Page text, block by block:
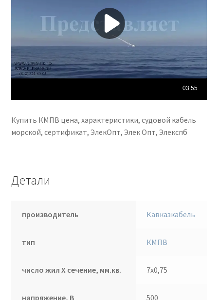
Купить КМПВ цена, характеристики, судовой кабель
морской, сертификат, ЭлекОпт, Элек Опт, Элекспб
Детали
производитель Кавказкабель
тип КМПВ
число жил Х сечение, мм.кв. 7х0,75
напряжение, В 500